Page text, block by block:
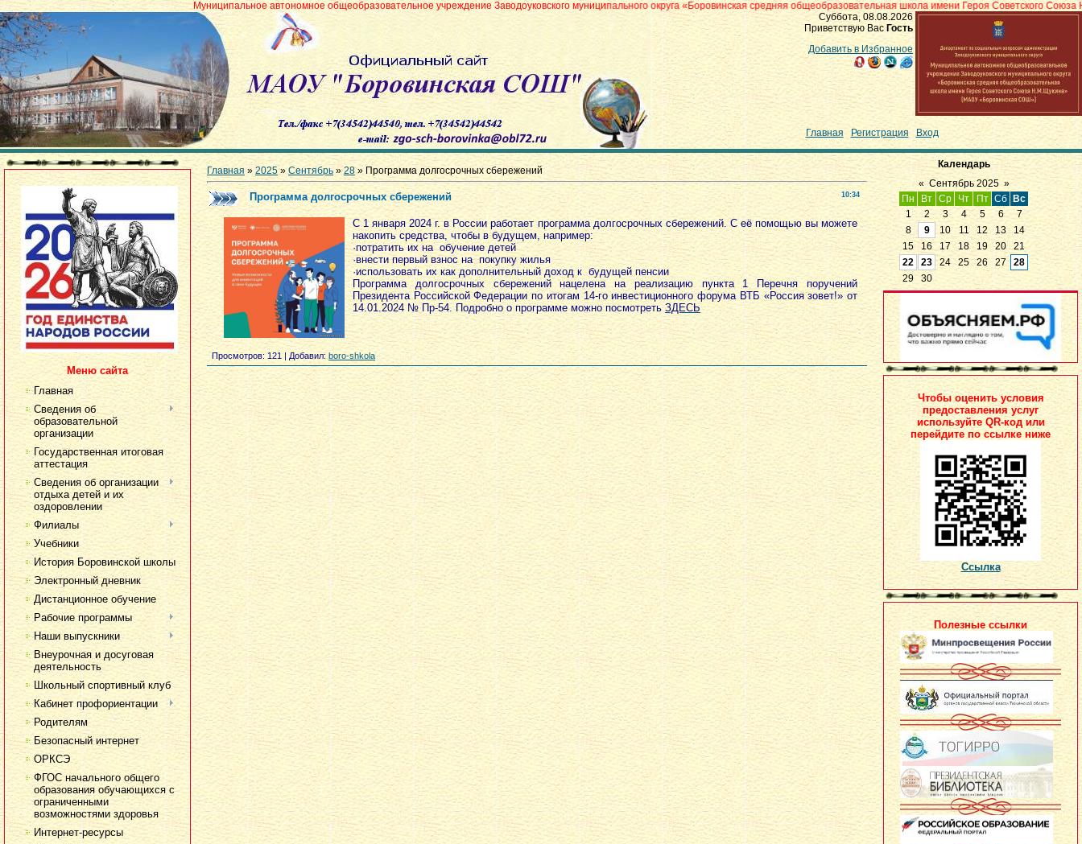
Муниципальное автономное общеобразовательное учреждение Заводоуковского муниципального округа «Боровинская средняя общеобразовательная школа имени Героя Советского Союза Н.М.Щукина»
Суббота, 08.08.2026
Приветствую Вас Гость
Добавить в Избранное
Главная Регистрация Вход
Меню сайта
Главная
Сведения об
образовательной
организации
Государственная итоговая
аттестация
Сведения об организации
отдыха детей и их
оздоровлении
Филиалы
Учебники
История Боровинской школы
Электронный дневник
Дистанционное обучение
Рабочие программы
Наши выпускники
Внеурочная и досуговая
деятельность
Школьный спортивный клуб
Кабинет профориентации
Родителям
Безопасный интернет
ОРКСЭ
ФГОС начального общего
образования обучающихся с
ограниченными
возможностями здоровья
Интернет-ресурсы
Главная » 2025 » Сентябрь » 28» Программа долгосрочных сбережений
10:34
Программа долгосрочных сбережений
С 1 января 2024 г. в России работает программа долгосрочных сбережений. С её помощью вы можете
накопить средства, чтобы в будущем, например:
·потратить их на обучение детей
·внести первый взнос на покупку жилья
·использовать их как дополнительный доход к будущей пенсии
Программа долгосрочных сбережений нацелена на реализацию пункта 1 Перечня поручений
Президента Российской Федерации по итогам 14-го инвестиционного форума ВТБ «Россия зовет!» от
14.01.2024 № Пр-54. Подробно о программе можно посмотреть ЗДЕСЬ
Просмотров: 121 | Добавил: boro-shkola
Календарь
« Сентябрь 2025 »
Пн
Вт Ср Чт Пт Сб
Вс
1
2 3 4 5 6
7
8
9 10 11 12 13
14
15
16 17 18 19 20
21
22
23 24 25 26 27
28
29
30
Чтобы оценить условия
предоставления услуг
используйте QR-код или
перейдите по ссылке ниже
Ссылка
Полезные ссылки